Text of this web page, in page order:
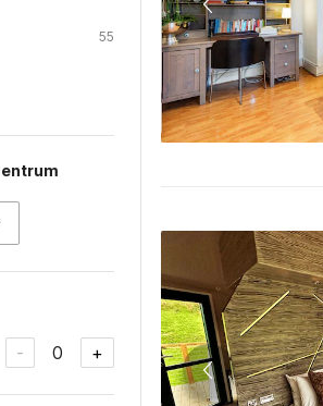
55
- 0 +